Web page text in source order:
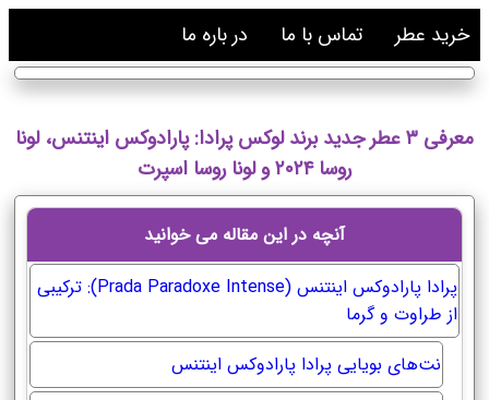
خرید عطر تماس با ما در باره ما
معرفی ۳ عطر جدید برند لوکس پرادا: پارادوکس اینتنس، لونا
روسا ۲۰۲۴ و لونا روسا اسپرت
آنچه در این مقاله می خوانید
پرادا پارادوکس اینتنس (Prada Paradoxe Intense): ترکیبی
از طراوت و گرما
نت‌های بویایی پرادا پارادوکس اینتنس